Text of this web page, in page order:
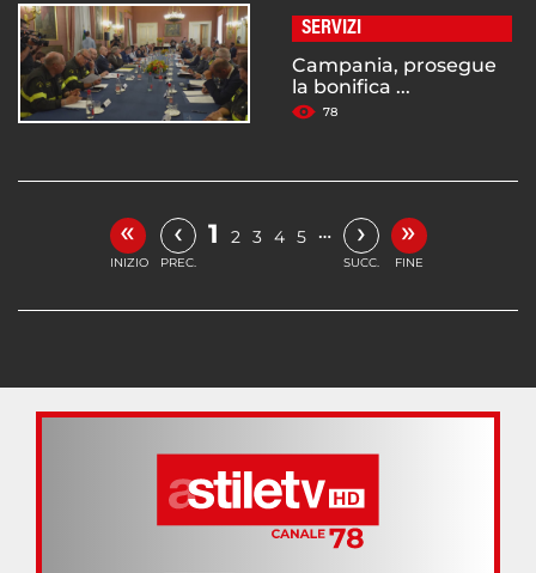
SERVIZI
Campania, prosegue
la bonifica ...
78
«
INIZIO
‹
PREC.
1 2 3 4 5 … ›
SUCC.
»
FINE